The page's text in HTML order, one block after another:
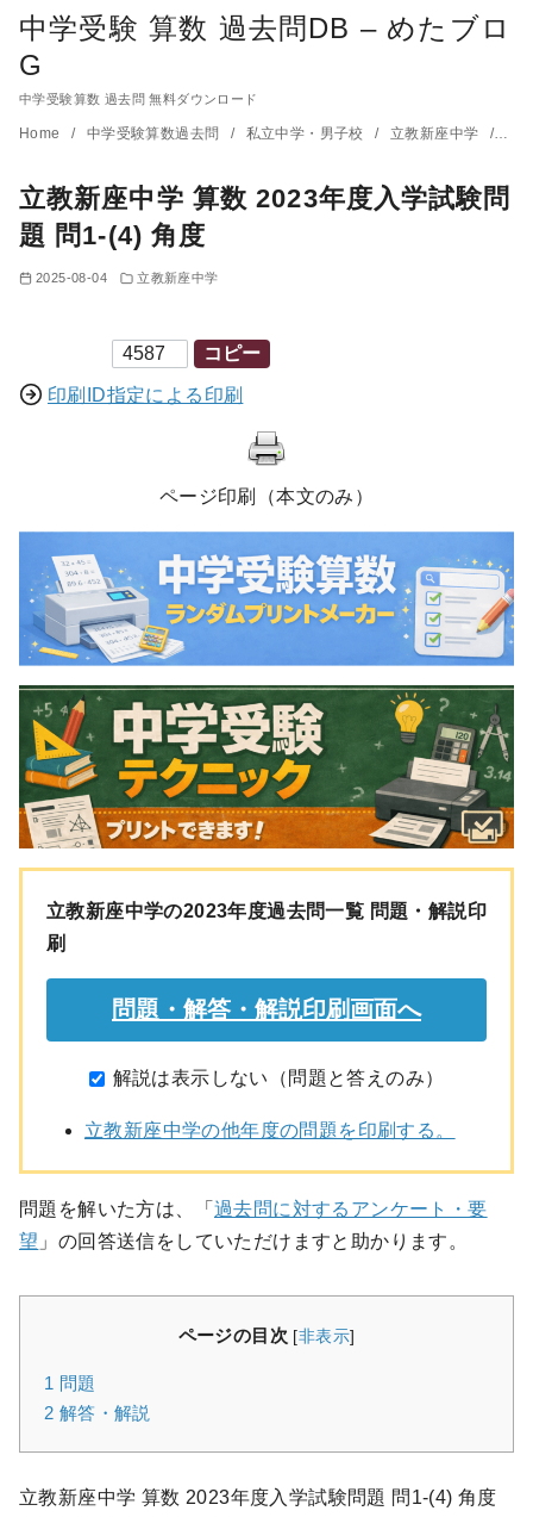
中学受験 算数 過去問DB – めたブロ
G
中学受験算数 過去問 無料ダウンロード
Home 中学受験算数過去問 私立中学・男子校 立教新座中学 立
立教新座中学 算数 2023年度入学試験問
題 問1-(4) 角度
2025-08-04 立教新座中学
コピー
印刷ID指定による印刷
ページ印刷（本文のみ）
立教新座中学の2023年度過去問一覧 問題・解説印
刷
解説は表示しない（問題と答えのみ）
立教新座中学の他年度の問題を印刷する。
問題を解いた方は、「 過去問に対するアンケート・要
望 」の回答送信をしていただけますと助かります。
ページの目次 [非表示]
1 問題
2 解答・解説
立教新座中学 算数 2023年度入学試験問題 問1-(4) 角度